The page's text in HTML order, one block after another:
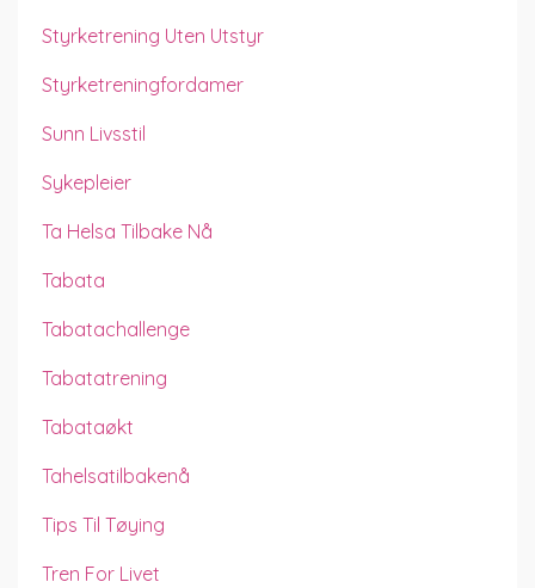
Styrketrening Uten Utstyr
Styrketreningfordamer
Sunn Livsstil
Sykepleier
Ta Helsa Tilbake Nå
Tabata
Tabatachallenge
Tabatatrening
Tabataøkt
Tahelsatilbakenå
Tips Til Tøying
Tren For Livet